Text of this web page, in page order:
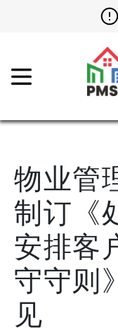
物业管
制订《
安排客
守守则
见